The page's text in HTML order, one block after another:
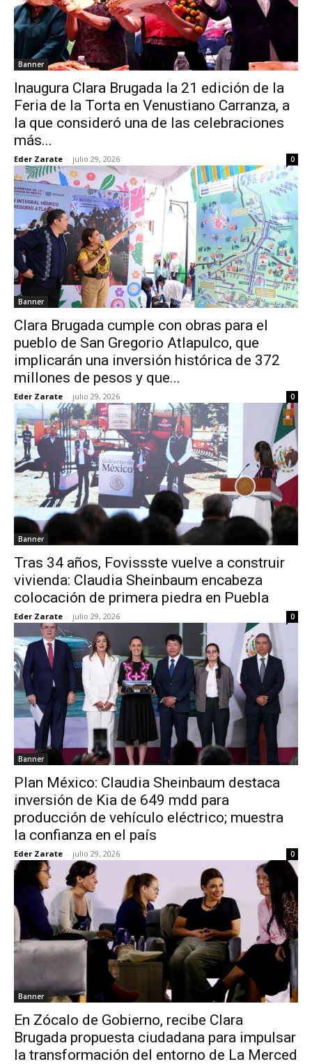
Banner
Inaugura Clara Brugada la 21 edición de la
Feria de la Torta en Venustiano Carranza, a
la que consideró una de las celebraciones
más...
Eder Zarate - julio 29, 2026 0
Banner
Clara Brugada cumple con obras para el
pueblo de San Gregorio Atlapulco, que
implicarán una inversión histórica de 372
millones de pesos y que...
Eder Zarate - julio 29, 2026 0
Banner
Tras 34 años, Fovissste vuelve a construir
vivienda: Claudia Sheinbaum encabeza
colocación de primera piedra en Puebla
Eder Zarate - julio 29, 2026 0
Banner
Plan México: Claudia Sheinbaum destaca
inversión de Kia de 649 mdd para
producción de vehículo eléctrico; muestra
la confianza en el país
Eder Zarate - julio 29, 2026 0
Banner
En Zócalo de Gobierno, recibe Clara
Brugada propuesta ciudadana para impulsar
la transformación del entorno de La Merced